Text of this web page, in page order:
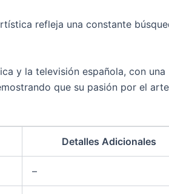
refleja una constante
y la televisión española, con una
que su pasión por el
Detalles Adicionales
–